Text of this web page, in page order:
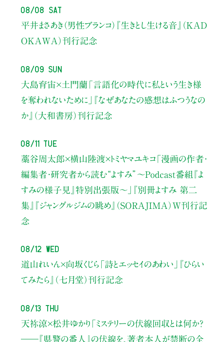
08/08 Sat
平井まさあき（男性ブランコ） 『生きとし生ける音』（KAD
OKAWA）刊行記念
08/09 Sun
大島育宙×土門蘭 「言語化の時代に私という生き様
を奪われないために」
『なぜあなたの感想はふつうなの
か』（大和書房）刊行記念
08/11 Tue
藁谷周太郎×横山陸渡×トミヤマユキコ「漫画の作者・
編集者・研究者から読む“よすみ” 〜Podcast番組『よ
すみの様子見』特別出張版〜」
『別冊よすみ 第二
集』『ジャングルジムの眺め』（SORAJIMA）W刊行記
念
08/12 Wed
道山れいん×向坂くじら 「詩とエッセイのあわい」
『ひらい
てみたら』（七月堂）刊行記念
08/13 Thu
天祢涼×松井ゆかり 「ミステリーの伏線回収とは何か？
――『県警の番人』の伏線を、著者本人が禁断の全